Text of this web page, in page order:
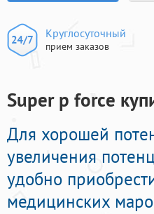
Круглосуточный
прием заказов
Super p force
Для хорошей
увеличения
удобно
медицинских